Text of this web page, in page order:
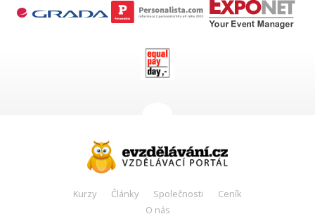
Kurzy Články Společnosti
Ceník
O nás